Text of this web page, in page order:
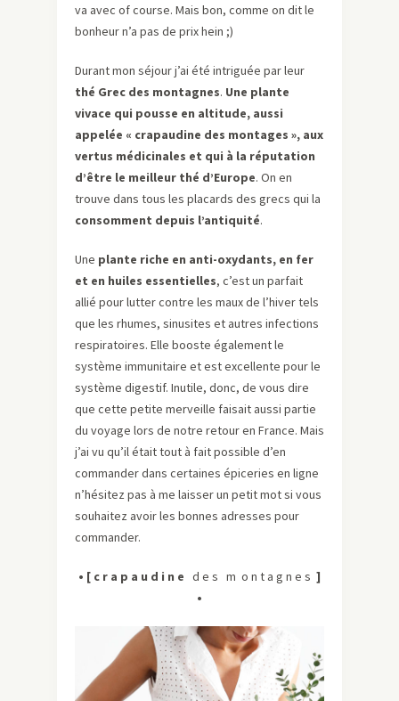
va avec of course. Mais bon, comme on dit le
bonheur n’a pas de prix hein ;)
Durant mon séjour j’ai été intriguée par leur
thé Grec des montagnes. Une plante
vivace qui pousse en altitude, aussi
appelée « crapaudine des montages », aux
vertus médicinales et qui à la réputation
d’être le meilleur thé d’Europe. On en
trouve dans tous les placards des grecs qui la
consomment depuis l’antiquité.
Une plante riche en anti-oxydants, en fer
et en huiles essentielles, c’est un parfait
allié pour lutter contre les maux de l’hiver tels
que les rhumes, sinusites et autres infections
respiratoires. Elle booste également le
système immunitaire et est excellente pour le
système digestif. Inutile, donc, de vous dire
que cette petite merveille faisait aussi partie
du voyage lors de notre retour en France. Mais
j’ai vu qu’il était tout à fait possible d’en
commander dans certaines épiceries en ligne
n’hésitez pas à me laisser un petit mot si vous
souhaitez avoir les bonnes adresses pour
commander.
• [ c r a p a u d i n e d e s m o n t a g n e s ]
•